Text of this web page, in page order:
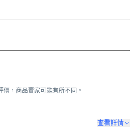
，商品賣家可能有所不同。
查看詳情